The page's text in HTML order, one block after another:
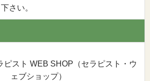
下さい。
ピスト WEB SHOP（セラピスト・ウ
ェブショップ）